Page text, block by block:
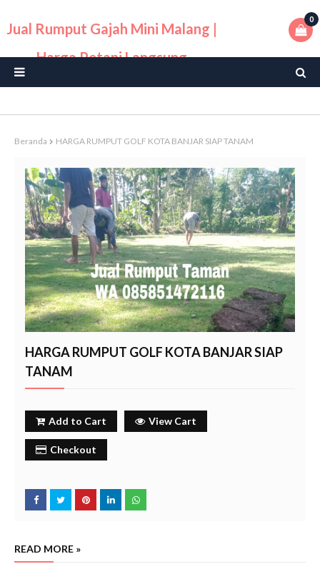
Jual Rumput Gajah Mini Malang |
Harga Petani Langsung
0
Beranda HARGA RUMPUT GOLF KOTA BANJAR SIAP TANAM
HARGA RUMPUT GOLF KOTA BANJAR SIAP
TANAM
Add to Cart View Cart
Checkout
READ MORE »